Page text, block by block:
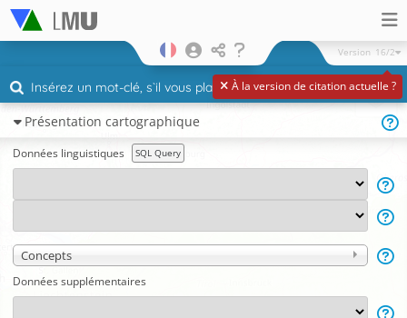
À la version de citation actuelle ?
Version 16/2
Présentation cartographique
Données linguistiques SQL Query
Concepts
Données supplémentaires